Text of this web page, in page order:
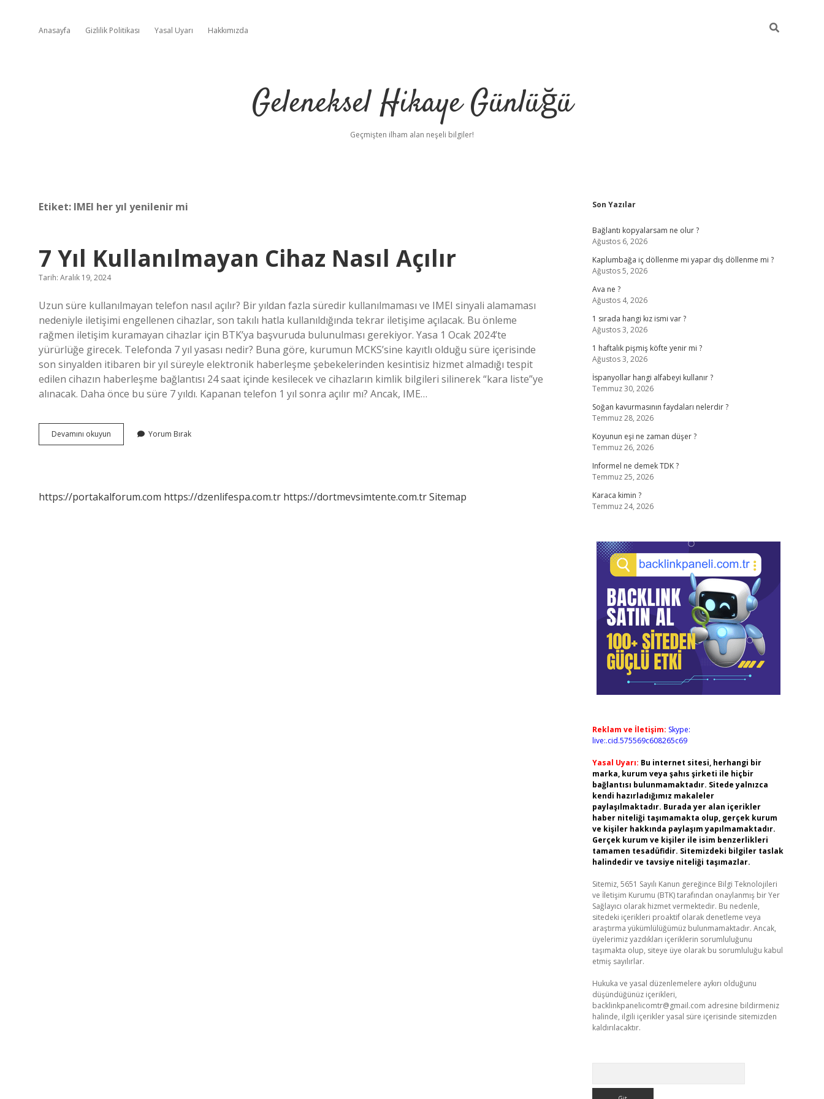
Anasayfa Gizlilik Politikası Yasal Uyarı Hakkımızda
Geleneksel Hikaye Günlüğü
Geçmişten ilham alan neşeli bilgiler!
Etiket: IMEI her yıl yenilenir mi
7 Yıl Kullanılmayan Cihaz Nasıl Açılır
Tarih: Aralık 19, 2024
Uzun süre kullanılmayan telefon nasıl açılır? Bir yıldan fazla süredir kullanılmaması ve IMEI sinyali alamaması
nedeniyle iletişimi engellenen cihazlar, son takılı hatla kullanıldığında tekrar iletişime açılacak. Bu önleme
rağmen iletişim kuramayan cihazlar için BTK’ya başvuruda bulunulması gerekiyor. Yasa 1 Ocak 2024’te
yürürlüğe girecek. Telefonda 7 yıl yasası nedir? Buna göre, kurumun MCKS’sine kayıtlı olduğu süre içerisinde
son sinyalden itibaren bir yıl süreyle elektronik haberleşme şebekelerinden kesintisiz hizmet almadığı tespit
edilen cihazın haberleşme bağlantısı 24 saat içinde kesilecek ve cihazların kimlik bilgileri silinerek “kara liste”ye
alınacak. Daha önce bu süre 7 yıldı. Kapanan telefon 1 yıl sonra açılır mı? Ancak, IME…
Devamını okuyun
Yıl
Yorum Bırak
https://portakalforum.com https://dzenlifespa.com.tr https://dortmevsimtente.com.trSitemap
Sidebar
Son Yazılar
Bağlantı kopyalarsam ne olur ?
Ağustos 6, 2026
Kaplumbağa iç döllenme mi yapar dış döllenme mi ?
Ağustos 5, 2026
Ava ne ?
Ağustos 4, 2026
1 sırada hangi kız ismi var ?
Ağustos 3, 2026
1 haftalık pişmiş köfte yenir mi ?
Ağustos 3, 2026
İspanyollar hangi alfabeyi kullanır ?
Temmuz 30, 2026
Soğan kavurmasının faydaları nelerdir ?
Temmuz 28, 2026
Koyunun eşi ne zaman düşer ?
Temmuz 26, 2026
Informel ne demek TDK ?
Temmuz 25, 2026
Karaca kimin ?
Temmuz 24, 2026
Reklam ve İletişim: Skype:
live:.cid.575569c608265c69
Yasal Uyarı: Bu internet sitesi, herhangi bir
marka, kurum veya şahıs şirketi ile hiçbir
bağlantısı bulunmamaktadır. Sitede yalnızca
kendi hazırladığımız makaleler
paylaşılmaktadır. Burada yer alan içerikler
haber niteliği taşımamakta olup, gerçek kurum
ve kişiler hakkında paylaşım yapılmamaktadır.
Gerçek kurum ve kişiler ile isim benzerlikleri
tamamen tesadüfidir. Sitemizdeki bilgiler taslak
halindedir ve tavsiye niteliği taşımazlar.
Sitemiz, 5651 Sayılı Kanun gereğince Bilgi Teknolojileri
ve İletişim Kurumu (BTK) tarafından onaylanmış bir Yer
Sağlayıcı olarak hizmet vermektedir. Bu nedenle,
sitedeki içerikleri proaktif olarak denetleme veya
araştırma yükümlülüğümüz bulunmamaktadır. Ancak,
üyelerimiz yazdıkları içeriklerin sorumluluğunu
taşımakta olup, siteye üye olarak bu sorumluluğu kabul
etmiş sayılırlar.
Hukuka ve yasal düzenlemelere aykırı olduğunu
düşündüğünüz içerikleri,
backlinkpanelicomtr@gmail.com adresine bildirmeniz
halinde, ilgili içerikler yasal süre içerisinde sitemizden
kaldırılacaktır.